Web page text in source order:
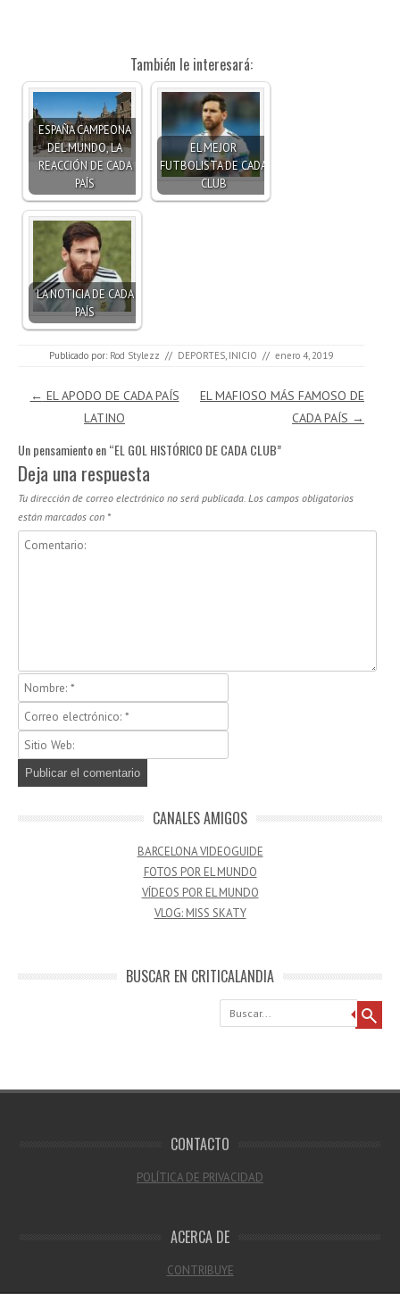
También le interesará:
ESPAÑA CAMPEONA
DEL MUNDO, LA
REACCIÓN DE CADA
PAÍS
EL MEJOR
FUTBOLISTA DE CADA
CLUB
LA NOTICIA DE CADA
PAÍS
Publicado por: Rod Stylezz // DEPORTES INICIO // enero 4, 2019
Navegación de entradas
← EL APODO DE CADA PAÍS
LATINO
EL MAFIOSO MÁS FAMOSO DE
CADA PAÍS →
Un pensamiento en “EL GOL HISTÓRICO DE CADA CLUB”
Deja una respuesta
Tu dirección de correo electrónico no será publicada. Los campos obligatorios
están marcados con *
CANALES AMIGOS
BARCELONA VIDEOGUIDE
FOTOS POR EL MUNDO
VÍDEOS POR EL MUNDO
VLOG: MISS SKATY
BUSCAR EN CRITICALANDIA
Buscar
CONTACTO
POLÍTICA DE PRIVACIDAD
ACERCA DE
CONTRIBUYE